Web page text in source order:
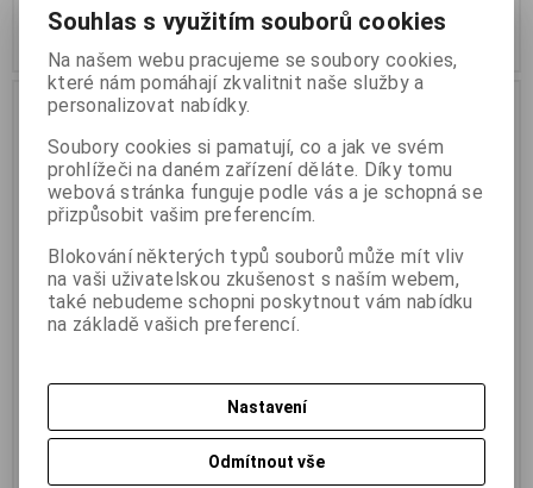
Koupit
Výprodej
299 Kč
Termín dodání (dny):
299 Kč
247 Kč (bez DPH:)
Souhlas s využitím souborů cookies
Na našem webu pracujeme se soubory cookies,
které nám pomáhají zkvalitnit naše služby a
personalizovat nabídky.
Soubory cookies si pamatují, co a jak ve svém
prohlížeči na daném zařízení děláte. Díky tomu
webová stránka funguje podle vás a je schopná se
přizpůsobit vašim preferencím.
Blokování některých typů souborů může mít vliv
na vaši uživatelskou zkušenost s naším webem,
také nebudeme schopni poskytnout vám nabídku
na základě vašich preferencí.
Nastavení
Odmítnout vše